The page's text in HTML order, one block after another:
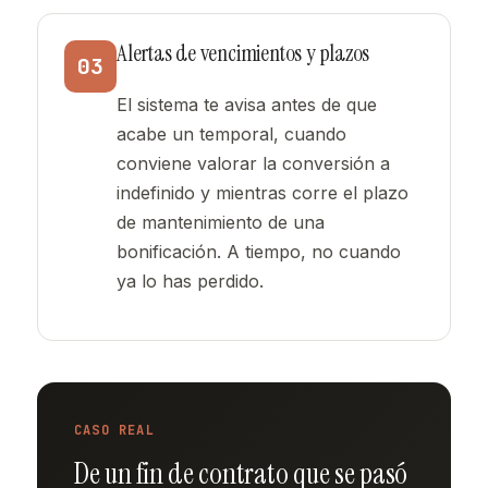
03 Alertas de vencimientos y plazos
El sistema te avisa antes de que
acabe un temporal, cuando
conviene valorar la conversión a
indefinido y mientras corre el plazo
de mantenimiento de una
bonificación. A tiempo, no cuando
ya lo has perdido.
CASO REAL
De un fin de contrato que se pasó